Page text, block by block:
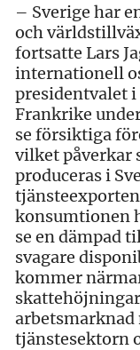
– Sverige har
och
fortsatte Lars
internationell
presidentvalet i
Frankrike
se försiktiga
vilket påverkar
produceras i
konsumtionen
se en dämpad
svagare
kommer
arbetsmarknad
tjänstesektorn